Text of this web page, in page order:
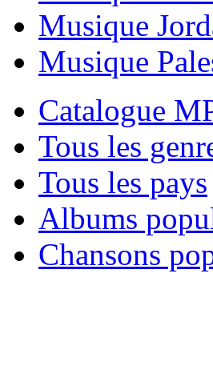
Catalogue
Tous les
Tous les pays
Albums
Chansons